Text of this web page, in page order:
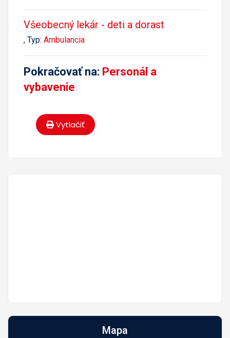
Všeobecný lekár - deti a dorast
, Typ: Ambulancia
Pokračovať na: Personál a
vybavenie
Vytlačiť
Mapa